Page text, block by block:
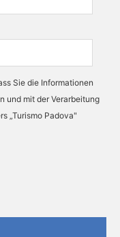
Sie die Informationen
und mit der Verarbeitung
„Turismo Padova"